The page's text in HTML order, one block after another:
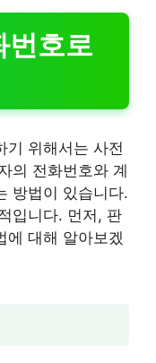
번호로
기 위해서는 사전
의 전화번호와 계
방법이 있습니다.
입니다. 먼저, 판
에 대해 알아보겠